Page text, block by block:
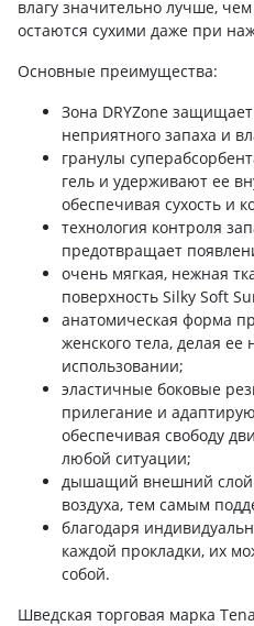
влагу значительно лучше,
остаются сухими даже при
Основные преимущества:
Зона DRYZone
неприятного запаха и
гранулы
гель и удерживают ее
обеспечивая сухость и
технология контроля
предотвращает
очень мягкая, нежная
поверхность Silky Soft
анатомическая форма
женского тела, делая
использовании;
эластичные боковые
прилегание и
обеспечивая свободу
любой ситуации;
дышащий внешний слой
воздуха, тем самым
благодаря
каждой прокладки, их
собой.
Шведская торговая марка